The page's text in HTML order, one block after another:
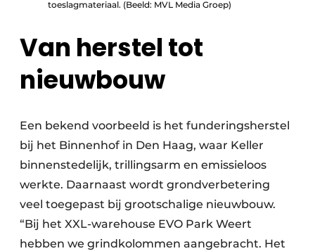
toeslagmateriaal. (Beeld: MVL Media Groep)
Van herstel tot
nieuwbouw
Een bekend voorbeeld is het funderingsherstel
bij het Binnenhof in Den Haag, waar Keller
binnenstedelijk, trillingsarm en emissieloos
werkte. Daarnaast wordt grondverbetering
veel toegepast bij grootschalige nieuwbouw.
“Bij het XXL-warehouse EVO Park Weert
hebben we grindkolommen aangebracht. Het